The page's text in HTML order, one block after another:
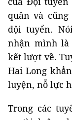
quân và
đội tuyển.
nhận mình là
kết lượt về.
Hai Long
luyện, nỗ lực
Trong các